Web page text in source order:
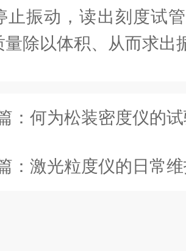
止振动，读出刻度试
量除以体积、从而求出
： 何为松装密度仪的
： 激光粒度仪的日常维护